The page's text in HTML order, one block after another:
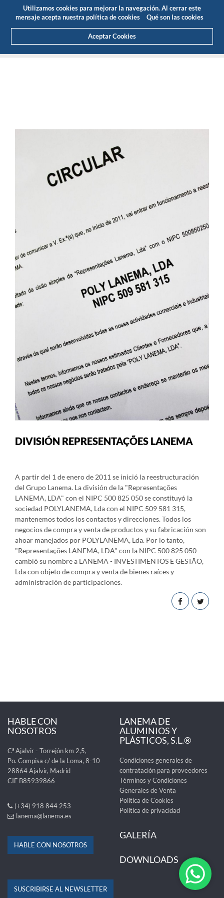
Utilizamos cookies para mejorar la navegación. Al cerrar este
mensaje acepta nuestra política de cookies
Qué son las cookies
Aceptar Cookies
Área Cliente
Presupuesto(0)
DIVISIÓN REPRESENTAÇÕES LANEMA
A partir del 1 de enero de 2011 se inició la reestructuración
del Grupo Lanema. La división de la "Representações
LANEMA, LDA" con el NIPC 500 825 050 se constituyó la
sociedad POLYLANEMA, Lda con el NIPC 509 581 315,
mantenemos todos los contactos y direcciones. Todos los
negocios de compra y venta de productos y su fabricación son
ahoar manejados por POLYLANEMA, Lda. Por lo tanto,
"Representações LANEMA, LDA" con la NIPC 500 825 050
cambió su nombre a LANEMA - INVESTIMENTOS E GESTÃO,
Lda con objeto de compra y venta de bienes raíces y
administración de participaciones.
HABLE CON
NOSOTROS
Cª Ajalvir - Torrejón km 2,5,
Po. Compisa c/ de la Loma, 8-10
28864 Ajalvir, Madrid
CIF B85939866
(+34) 918 844 253
lanema@lanema.es
HABLE CON NOSOTROS
LANEMA DE
ALUMINIOS Y
PLÁSTICOS, S.L.®
Condiciones generales de
contratación para proveedores
Términos y Condiciones
Generales de Venta
Política de Cookies
Política de privacidad
GALERÍA
DOWNLOADS
SUSCRIBIRSE AL NEWSLETTER